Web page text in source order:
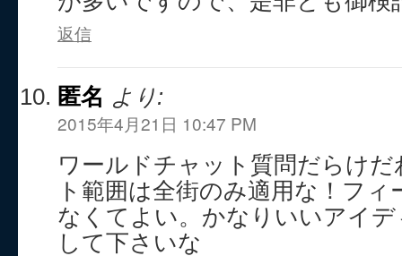
返信
匿名 より:
2015年4月21日 10:47 PM
ワールドチャット質問だらけ
ト範囲は全街のみ適用な！フ
なくてよい。かなりいいアイ
して下さいな